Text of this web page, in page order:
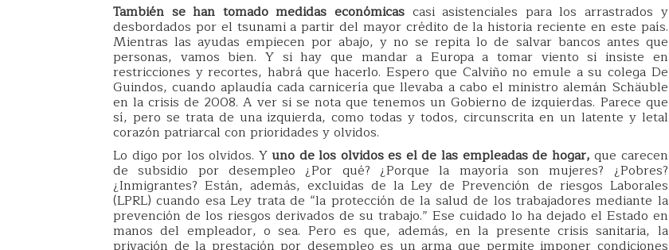
También se han tomado medidas económicas casi asistenciales para los arrastrados y
desbordados por el tsunami a partir del mayor crédito de la historia reciente en este país.
Mientras las ayudas empiecen por abajo, y no se repita lo de salvar bancos antes que
personas, vamos bien. Y si hay que mandar a Europa a tomar viento si insiste en
restricciones y recortes, habrá que hacerlo. Espero que Calviño no emule a su colega De
Guindos, cuando aplaudía cada carnicería que llevaba a cabo el ministro alemán Schäuble
en la crisis de 2008. A ver si se nota que tenemos un Gobierno de izquierdas. Parece que
sí, pero se trata de una izquierda, como todas y todos, circunscrita en un latente y letal
corazón patriarcal con prioridades y olvidos.
Lo digo por los olvidos. Yuno de los olvidos es el de las empleadas de hogar, que carecen
de subsidio por desempleo ¿Por qué? ¿Porque la mayoría son mujeres? ¿Pobres?
¿Inmigrantes? Están, además, excluidas de la Ley de Prevención de riesgos Laborales
(LPRL) cuando esa Ley trata de “la protección de la salud de los trabajadores mediante la
prevención de los riesgos derivados de su trabajo.” Ese cuidado lo ha dejado el Estado en
manos del empleador, o sea. Pero es que, además, en la presente crisis sanitaria, la